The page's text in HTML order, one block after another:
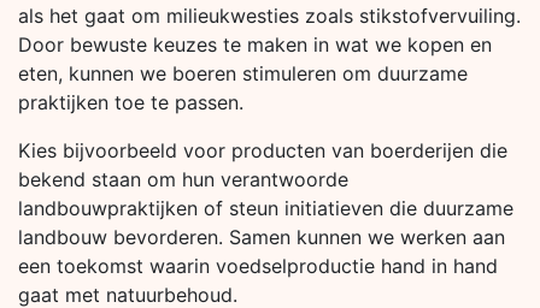
als het gaat om milieukwesties zoals stikstofvervuiling.
Door bewuste keuzes te maken in wat we kopen en
eten, kunnen we boeren stimuleren om duurzame
praktijken toe te passen.
Kies bijvoorbeeld voor producten van boerderijen die
bekend staan om hun verantwoorde
landbouwpraktijken of steun initiatieven die duurzame
landbouw bevorderen. Samen kunnen we werken aan
een toekomst waarin voedselproductie hand in hand
gaat met natuurbehoud.